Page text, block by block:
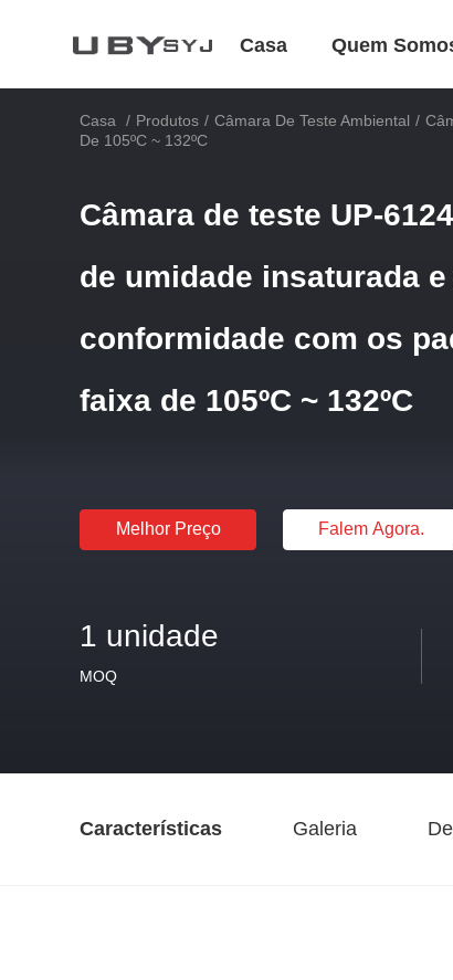
Casa Quem
Casa / Produtos / Câmara De Teste Ambiental /
De 105ºC ~ 132ºC
Câmara de teste UP-
de umidade insaturada
conformidade com os
faixa de 105ºC ~ 132ºC
Melhor Preço Falem Agora.
1 unidade
MOQ
Características Galeria